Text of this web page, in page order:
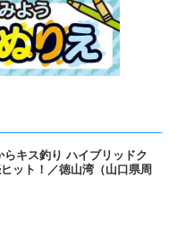
らキス釣り ハイブリッドク
ット！／徳山湾（山口県周